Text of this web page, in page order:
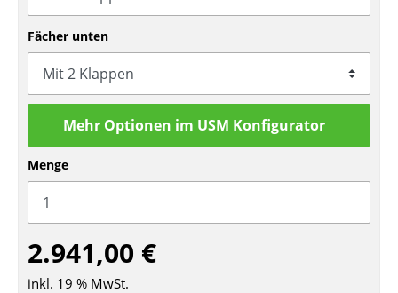
Couchtische
Schreibtische
Sekretäre & PC-Tische
Konferenztische
Kindertische
Fächer unten
Mehr Optionen im USM Konfigurator
Menge
2.941,00 €
inkl. 19 % MwSt.